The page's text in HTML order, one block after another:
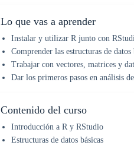
Lo que vas a aprender
Instalar y utilizar R junto con
Comprender las estructuras de datos
Trabajar con vectores, matrices y
Dar los primeros pasos en análisis
Contenido del curso
Introducción a R y RStudio
Estructuras de datos básicas